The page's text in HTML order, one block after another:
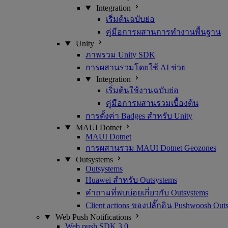
Integration
เริ่มต้นฉบับย่อ
คู่มือการผสานการทำงานพื้นฐาน
Unity
ภาพรวม Unity SDK
การผสานรวมโดยใช้ AI ช่วย
Integration
เริ่มต้นใช้งานฉบับย่อ
คู่มือการผสานรวมเบื้องต้น
การตั้งค่า Badges สำหรับ Unity
MAUI Dotnet
MAUI Dotnet
การผสานรวม MAUI Dotnet Geozones
Outsystems
Outsystems
Huawei สำหรับ Outsystems
คำถามที่พบบ่อยเกี่ยวกับ Outsystems
Client actions ของปลั๊กอิน Pushwoosh
Web Push Notifications
Web push SDK 3.0